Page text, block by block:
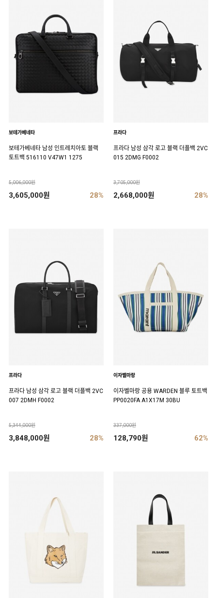
보테가베네타
보테가베네타 남성 인트레치아토 블랙
토트백 516110 V47W1 1275
5,006,000원
3,605,000원 28%
프라다
프라다 남성 삼각 로고 블랙 더플백 2VC
015 2DMG F0002
3,705,000원
2,668,000원 28%
프라다
프라다 남성 삼각 로고 블랙 더플백 2VC
007 2DMH F0002
5,344,000원
3,848,000원 28%
이자벨마랑
이자벨마랑 공용 WARDEN 블루 토트백
PP0020FA A1X17M 30BU
337,000원
128,790원 62%